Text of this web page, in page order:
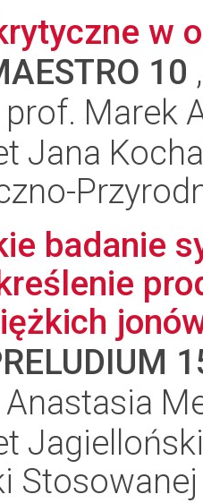
w
10
Marek
Jana
badanie
Stosowanej